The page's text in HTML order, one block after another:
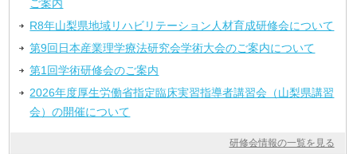
ご案内
R8年山梨県地域リハビリテーション人材育成研修会について
第9回日本産業理学療法研究会学術大会のご案内について
第1回学術研修会のご案内
2026年度厚生労働省指定臨床実習指導者講習会（山梨県講習
会）の開催について
研修会情報の一覧を見る